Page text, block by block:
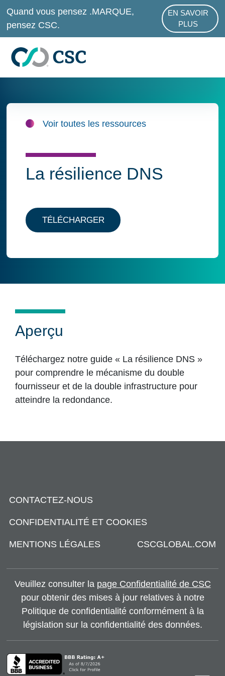
Passer au contenu principal
Quand vous pensez .MARQUE,
pensez CSC.
EN SAVOIR
PLUS
ABOUT
Voir toutes les ressources
La résilience DNS
TÉLÉCHARGER
Aperçu
Téléchargez notre guide « La résilience DNS »
pour comprendre le mécanisme du double
fournisseur et de la double infrastructure pour
atteindre la redondance.
CONTACTEZ-NOUS
CONFIDENTIALITÉ ET COOKIES
MENTIONS LÉGALES CSCGLOBAL.COM
Veuillez consulter la page Confidentialité de CSC
pour obtenir des mises à jour relatives à notre
Politique de confidentialité conformément à la
législation sur la confidentialité des données.